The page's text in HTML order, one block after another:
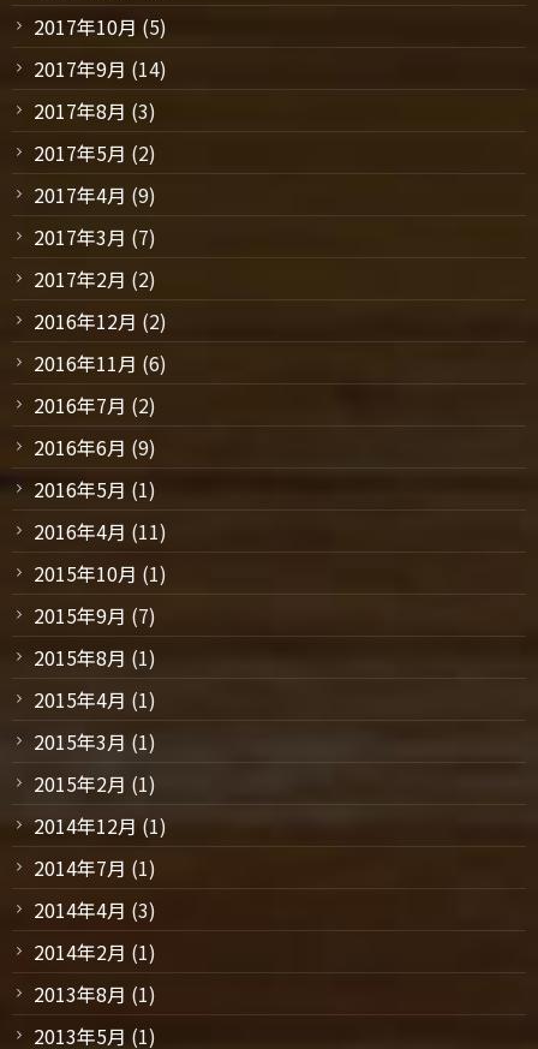
2017年10月 (5)
2017年9月 (14)
2017年8月 (3)
2017年5月 (2)
2017年4月 (9)
2017年3月 (7)
2017年2月 (2)
2016年12月 (2)
2016年11月 (6)
2016年7月 (2)
2016年6月 (9)
2016年5月 (1)
2016年4月 (11)
2015年10月 (1)
2015年9月 (7)
2015年8月 (1)
2015年4月 (1)
2015年3月 (1)
2015年2月 (1)
2014年12月 (1)
2014年7月 (1)
2014年4月 (3)
2014年2月 (1)
2013年8月 (1)
2013年5月 (1)